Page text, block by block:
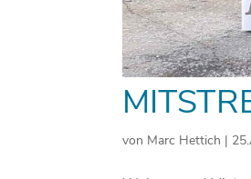
von Marc Hettich |